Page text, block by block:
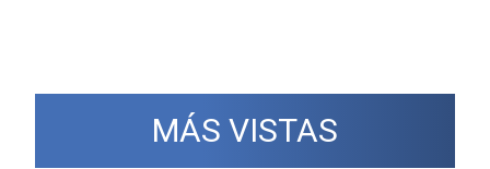
MÁS VISTAS